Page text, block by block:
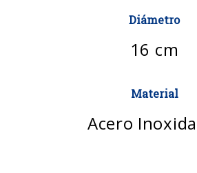
Diámetro
16 cm
Material
Acero